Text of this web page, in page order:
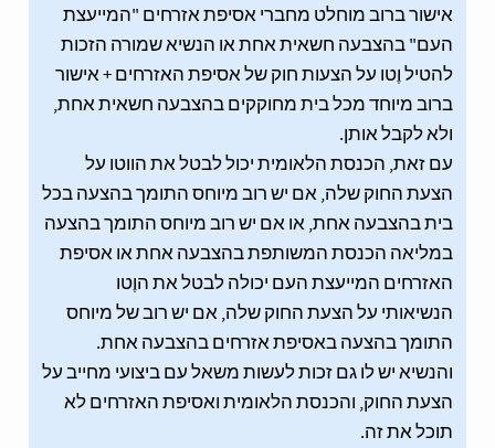
אישור ברוב מוחלט מחברי אסיפת אזרחים "המייעצת
העם" בהצבעה חשאית אחת או הנשיא שמורה הזכות
להטיל וֶטו על הצעות חוק של אסיפת האזרחים + אישור
ברוב מיוחד מכל בית מחוקקים בהצבעה חשאית אחת,
ולא לקבל אותן.
עם זאת, הכנסת הלאומית יכול לבטל את הווטו על
הצעת החוק שלה, אם יש רוב מיוחס התומך בהצעה בכל
בית בהצבעה אחת, או אם יש רוב מיוחס התומך בהצעה
במליאה הכנסת המשותפת בהצבעה אחת או אסיפת
האזרחים המייעצת העם יכולה לבטל את הוֶטו
הנשיאותי על הצעת החוק שלה, אם יש רוב של מיוחס
התומך בהצעה באסיפת אזרחים בהצבעה אחת.
והנשיא יש לו גם זכות לעשות משאל עם ביצועי מחייב על
הצעת החוק, והכנסת הלאומית ואסיפת האזרחים לא
תוכל את זה.